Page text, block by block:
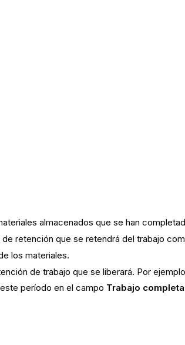
almacenados que se han
retención que se retendrá del trabajo
los materiales.
de trabajo que se liberará. Por
período en el campo Trabajo